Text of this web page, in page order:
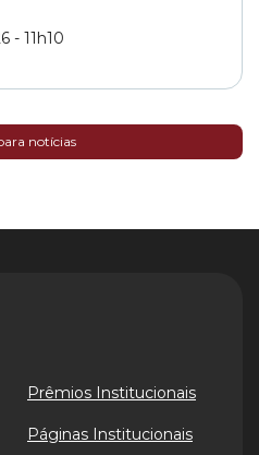
- 11h10
notícias
Prêmios Institucionais
Páginas Institucionais